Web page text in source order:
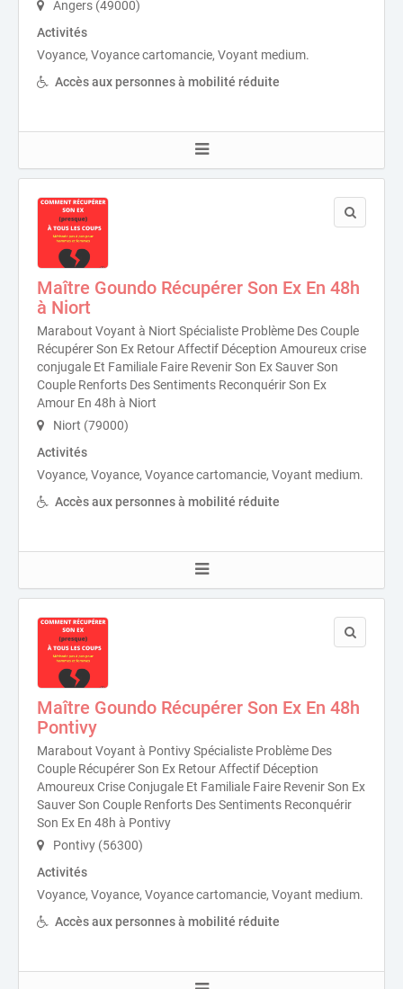
Angers (49000)
Activités
Voyance, Voyance cartomancie, Voyant medium.
Accès aux personnes à mobilité réduite
Maître Goundo Récupérer Son Ex En 48h
à Niort
Marabout Voyant à Niort Spécialiste Problème Des Couple
Récupérer Son Ex Retour Affectif Déception Amoureux crise
conjugale Et Familiale Faire Revenir Son Ex Sauver Son
Couple Renforts Des Sentiments Reconquérir Son Ex
Amour En 48h à Niort
Niort (79000)
Activités
Voyance, Voyance, Voyance cartomancie, Voyant medium.
Accès aux personnes à mobilité réduite
Maître Goundo Récupérer Son Ex En 48h
Pontivy
Marabout Voyant à Pontivy Spécialiste Problème Des
Couple Récupérer Son Ex Retour Affectif Déception
Amoureux Crise Conjugale Et Familiale Faire Revenir Son Ex
Sauver Son Couple Renforts Des Sentiments Reconquérir
Son Ex En 48h à Pontivy
Pontivy (56300)
Activités
Voyance, Voyance, Voyance cartomancie, Voyant medium.
Accès aux personnes à mobilité réduite